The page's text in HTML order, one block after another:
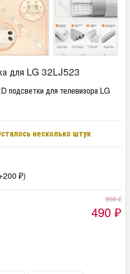
для LG 32LJ523
подсветки для телевизора LG
несколько штук
200 ₽)
868₽
490 ₽